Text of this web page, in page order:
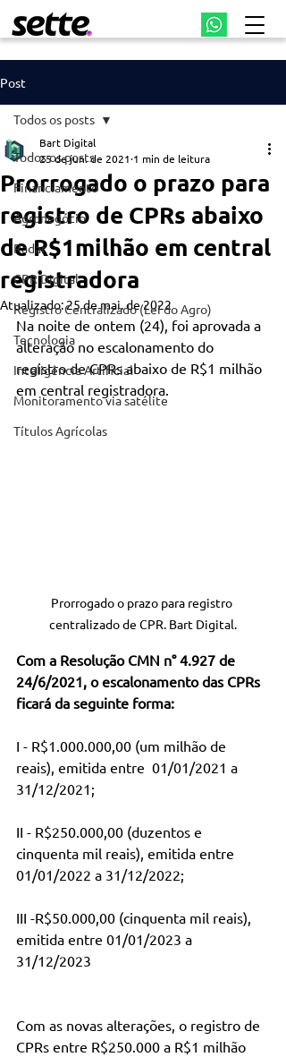
Post
Todos os posts
Financiamento
Agronegócio
Radar
CPR Digital
Registro Centralizado (Lei do Agro)
Tecnologia
Inteligência Artificial
Monitoramento via satélite
Títulos Agrícolas
Todos os posts
Prorrogado o prazo para
registro de CPRs abaixo
de R$1milhão em central
registradora
Bart Digital
25 de jun. de 2021 1 min de leitura
Atualizado:25 de mai. de 2022
Na noite de ontem (24), foi aprovada a
alteração no escalonamento do
registro de CPRs abaixo de R$1 milhão
em central registradora.
Prorrogado o prazo para registro
centralizado de CPR. Bart Digital.
Com a Resolução CMN n° 4.927 de
24/6/2021, o escalonamento das CPRs
ficará da seguinte forma:
I - R$1.000.000,00 (um milhão de
reais), emitida entre  01/01/2021 a
31/12/2021;
II - R$250.000,00 (duzentos e
cinquenta mil reais), emitida entre
01/01/2022 a 31/12/2022;
III -R$50.000,00 (cinquenta mil reais),
emitida entre 01/01/2023 a
31/12/2023
Com as novas alterações, o registro de
CPRs entre R$250.000 a R$1 milhão